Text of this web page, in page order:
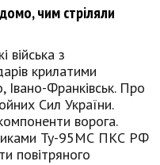
чим стріляли
війська з
крилатими
Івано-Франківськ. Про
Сил України.
ворога.
Ту-95МС ПКС РФ
повітряного